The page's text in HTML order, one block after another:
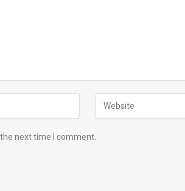
next time I comment.